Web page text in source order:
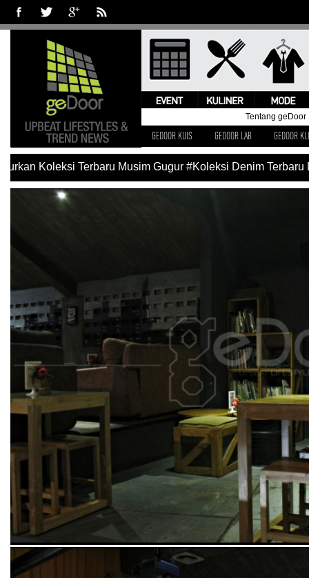
Tentang geDoor
GEDOOR KUIS GEDOOR LAB GEDOOR
Terbaru Musim Gugur #Koleksi Denim Terbaru Levi’s